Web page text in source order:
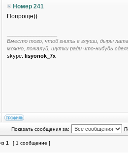
Номер 241
Попроще))
Вместо того, чтоб гнить в глуши, дыры
можно, пожалуй, шутки ради что-нибудь
skype: lisyonok_7x
Показать сообщения за:
1 [ 1 сообщение ]